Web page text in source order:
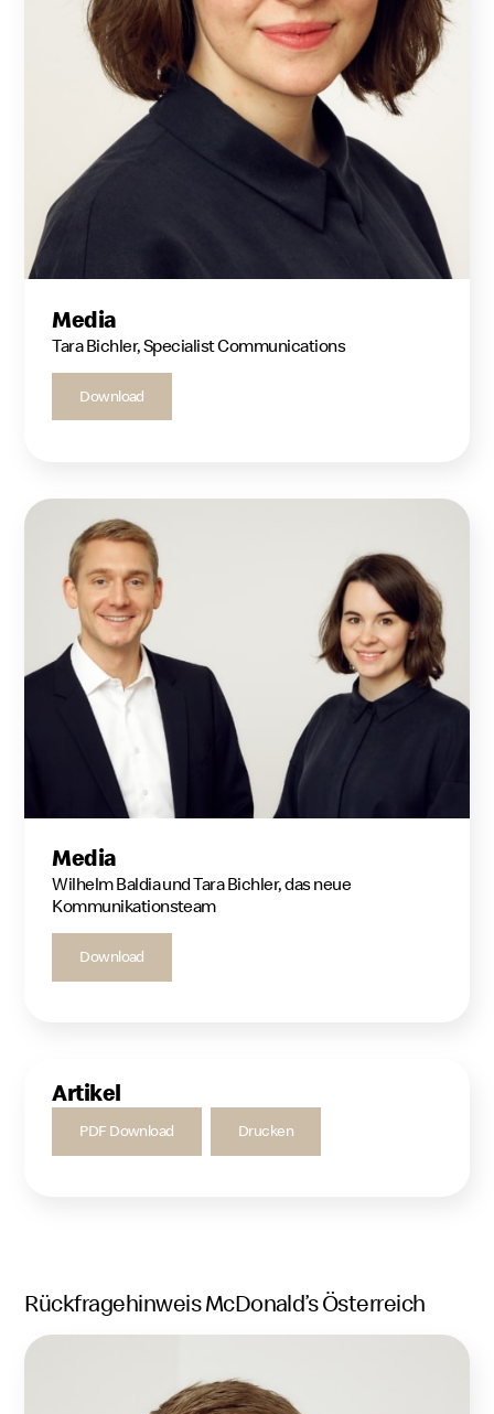
Media
Tara Bichler, Specialist Communications
Download
Media
Wilhelm Baldia und Tara Bichler, das neue
Kommunikationsteam
Download
Artikel
PDF Download Drucken
Rückfragehinweis McDonald’s Österreich